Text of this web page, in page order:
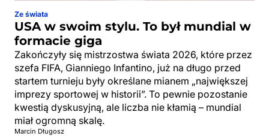
Ze świata
USA w swoim stylu. To był mundial w
formacie giga
Zakończyły się mistrzostwa świata 2026, które przez
szefa FIFA, Gianniego Infantino, już na długo przed
startem turnieju były określane mianem „największej
imprezy sportowej w historii”. To pewnie pozostanie
kwestią dyskusyjną, ale liczba nie kłamią – mundial
miał ogromną skalę.
Marcin Długosz